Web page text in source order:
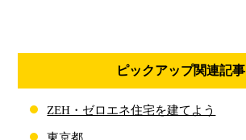
ピックアップ関連記事
ZEH・ゼロエネ住宅を建てよう
東京都